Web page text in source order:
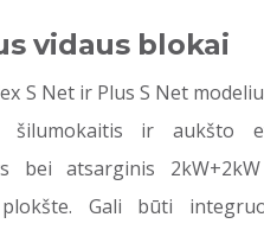
vidaus blokai
S Net ir Plus S Net
šilumokaitis ir aukšto
bei atsarginis
Gali būti